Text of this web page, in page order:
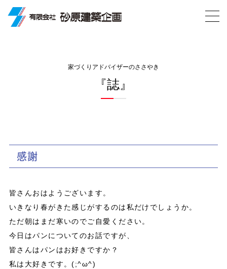
家づくりアドバイザーのささやき
『誌』
感謝
皆さんおはようございます。
いきなり春がきた感じがするのは私だけでしょうか。
ただ朝はまだ寒いのでご自愛ください。
今日はパンについてのお話ですが、
皆さんはパンはお好きですか？
私は大好きです。(;^ω^)